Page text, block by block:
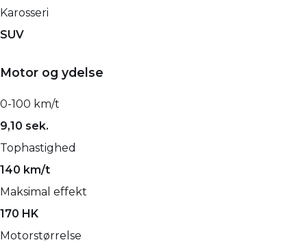
Karosseri
SUV
Motor og ydelse
0-100 km/t
9,10 sek.
Tophastighed
140 km/t
Maksimal effekt
170 HK
Motorstørrelse